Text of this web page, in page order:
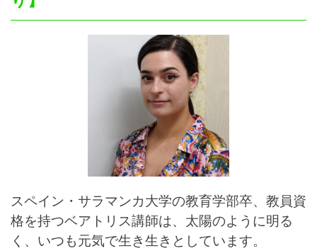
スペイン・サラマンカ大学の教育学部卒、教員資
格を持つベアトリス講師は、太陽のように明る
く、いつも元気で生き生きとしています。